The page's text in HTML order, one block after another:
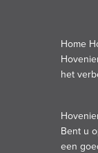
Home
het
Bent u
een